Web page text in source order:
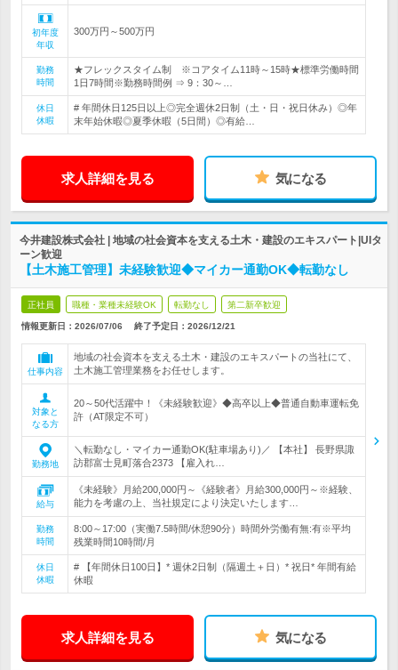
初年度
年収
300万円～500万円
勤務
時間
★フレックスタイム制 ※コアタイム11時～15時★標準労働時間
1日7時間※勤務時間例 ⇒ 9：30～…
休日
休暇
# 年間休日125日以上◎完全週休2日制（土・日・祝日休み）◎年
末年始休暇◎夏季休暇（5日間）◎有給…
求人詳細を見る 気になる
今井建設株式会社 | 地域の社会資本を支える土木・建設のエキスパート|UIタ
ーン歓迎
【土木施工管理】未経験歓迎◆マイカー通勤OK◆転勤なし
正社員 職種・業種未経験OK 転勤なし 第二新卒歓迎
情報更新日：2026/07/06 終了予定日： 2026/12/21
仕事内容
地域の社会資本を支える土木・建設のエキスパートの当社にて、
土木施工管理業務をお任せします。
対象と
なる方
20～50代活躍中！《未経験歓迎》◆高卒以上◆普通自動車運転免
許（AT限定不可）
勤務地
＼転勤なし・マイカー通勤OK(駐車場あり)／ 【本社】 長野県諏
訪郡富士見町落合2373 【雇入れ…
給与
《未経験》月給200,000円～《経験者》月給300,000円～※経験、
能力を考慮の上、当社規定により決定いたします…
勤務
時間
8:00～17:00（実働7.5時間/休憩90分）時間外労働有無:有※平均
残業時間10時間/月
休日
休暇
# 【年間休日100日】* 週休2日制（隔週土＋日）* 祝日* 年間有給
休暇
求人詳細を見る 気になる